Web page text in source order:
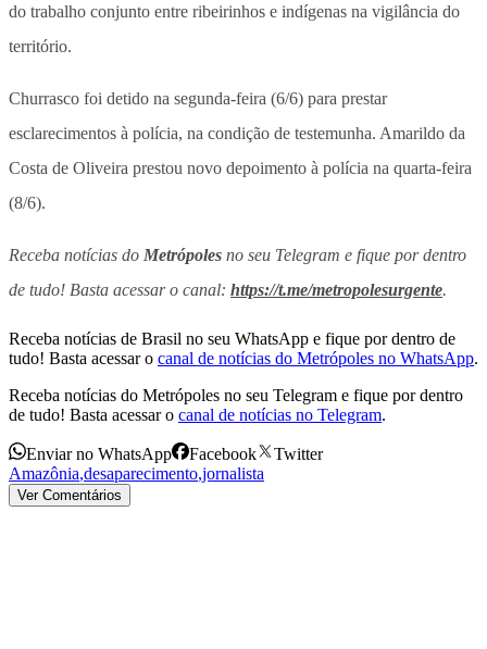
do trabalho conjunto entre ribeirinhos e indígenas na vigilância do
território.
Churrasco foi detido na segunda-feira (6/6) para prestar
esclarecimentos à polícia, na condição de testemunha. Amarildo da
Costa de Oliveira prestou novo depoimento à polícia na quarta-feira
(8/6).
Receba notícias do Metrópoles no seu Telegram e fique por dentro
de tudo! Basta acessar o canal: https://t.me/metropolesurgente.
Receba notícias de Brasil no seu WhatsApp e fique por dentro de
tudo! Basta acessar o canal de notícias do Metrópoles no WhatsApp.
Receba notícias do Metrópoles no seu Telegram e fique por dentro
de tudo! Basta acessar o canal de notícias no Telegram.
Enviar no WhatsApp Facebook
Twitter
Amazônia,desaparecimento,jornalista
Ver Comentários